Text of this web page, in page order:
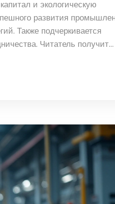
и экологическую
развития
Также подчеркивается
Читатель получит